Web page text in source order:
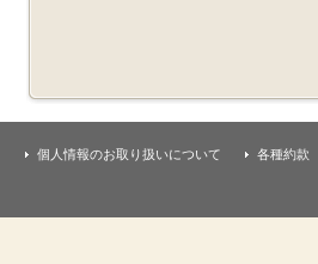
個人情報のお取り扱いについて 各種約款